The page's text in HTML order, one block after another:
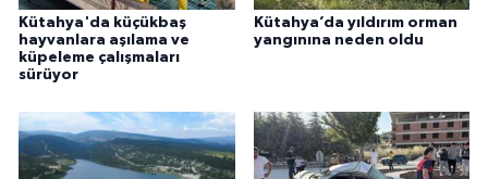
Kütahya'da küçükbaş
hayvanlara aşılama ve
küpeleme çalışmaları
sürüyor
Kütahya’da yıldırım orman
yangınına neden oldu